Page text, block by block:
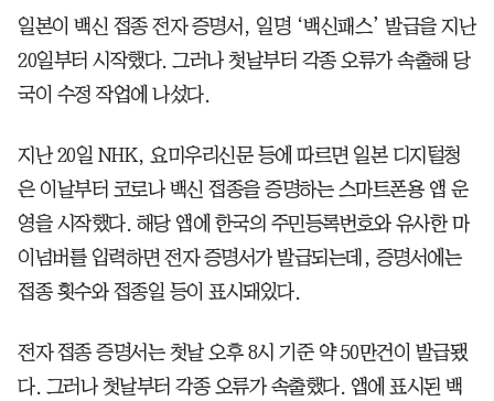
일본이 백신 접종 전자 증명서, 일명 ‘백신패스’ 발급을 지난
20일부터 시작했다. 그러나 첫날부터 각종 오류가 속출해 당
국이 수정 작업에 나섰다.
지난 20일 NHK, 요미우리신문 등에 따르면 일본 디지털청
은 이날부터 코로나 백신 접종을 증명하는 스마트폰용 앱 운
영을 시작했다. 해당 앱에 한국의 주민등록번호와 유사한 마
이넘버를 입력하면 전자 증명서가 발급되는데, 증명서에는
접종 횟수와 접종일 등이 표시돼있다.
전자 접종 증명서는 첫날 오후 8시 기준 약 50만건이 발급됐
다. 그러나 첫날부터 각종 오류가 속출했다. 앱에 표시된 백